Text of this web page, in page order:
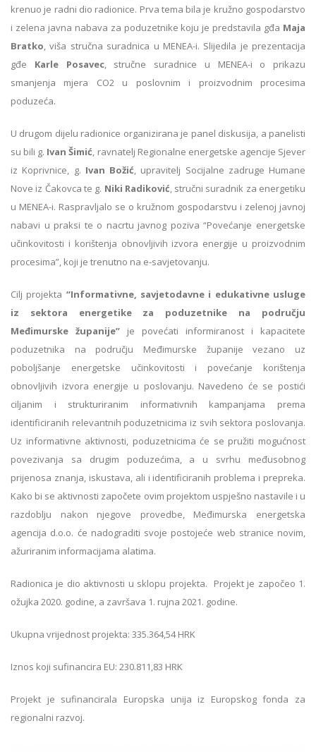
krenuo je radni dio radionice. Prva tema bila je kružno gospodarstvo
i zelena javna nabava za poduzetnike koju je predstavila gđa Maja
Bratko , viša stručna suradnica u MENEA-i. Slijedila je prezentacija
gđe Karle Posavec, stručne suradnice u MENEA-i o prikazu
smanjenja mjera CO2 u poslovnim i proizvodnim procesima
poduzeća.
U drugom dijelu radionice organizirana je panel diskusija, a panelisti
su bili g. Ivan Šimić , ravnatelj Regionalne energetske agencije Sjever
iz Koprivnice, g. Ivan Božić , upravitelj Socijalne zadruge Humane
Nove iz Čakovca te g. Niki Radiković , stručni suradnik za energetiku
u MENEA-i. Raspravljalo se o kružnom gospodarstvu i zelenoj javnoj
nabavi u praksi te o nacrtu javnog poziva “Povećanje energetske
učinkovitosti i korištenja obnovljivih izvora energije u proizvodnim
procesima”, koji je trenutno na e-savjetovanju.
Cilj projekta “Informativne, savjetodavne i edukativne usluge
iz sektora energetike za poduzetnike na području
Međimurske županije” je povećati informiranost i kapacitete
poduzetnika na području Međimurske županije vezano uz
poboljšanje energetske učinkovitosti i povećanje korištenja
obnovljivih izvora energije u poslovanju. Navedeno će se postići
ciljanim i strukturiranim informativnih kampanjama prema
identificiranih relevantnih poduzetnicima iz svih sektora poslovanja.
Uz informativne aktivnosti, poduzetnicima će se pružiti mogućnost
povezivanja sa drugim poduzećima, a u svrhu međusobnog
prijenosa znanja, iskustava, ali i identificiranih problema i prepreka.
Kako bi se aktivnosti započete ovim projektom uspješno nastavile i u
razdoblju nakon njegove provedbe, Međimurska energetska
agencija d.o.o. će nadograditi svoje postojeće web stranice novim,
ažuriranim informacijama alatima.
Radionica je dio aktivnosti u sklopu projekta. Projekt je započeo 1.
ožujka 2020. godine, a završava 1. rujna 2021. godine.
Ukupna vrijednost projekta: 335.364,54 HRK
Iznos koji sufinancira EU: 230.811,83 HRK
Projekt je sufinancirala Europska unija iz Europskog fonda za
regionalni razvoj.